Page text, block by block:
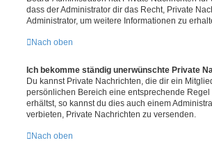
dass der Administrator dir das Recht, Private
Administrator, um weitere Informationen zu
Nach oben
Ich bekomme ständig unerwünschte Private
Du kannst Private Nachrichten, die dir ein
persönlichen Bereich eine entsprechende
erhältst, so kannst du dies auch einem
verbieten, Private Nachrichten zu versenden.
Nach oben